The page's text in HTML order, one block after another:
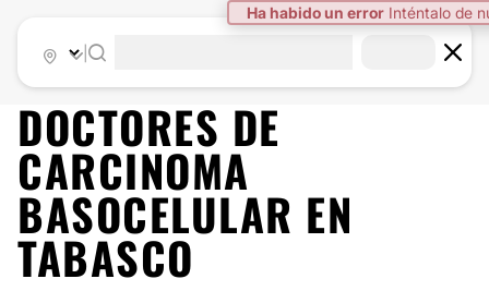
Ha habido un error Inténtalo de
DOCTORES DE
CARCINOMA
BASOCELULAR EN
TABASCO